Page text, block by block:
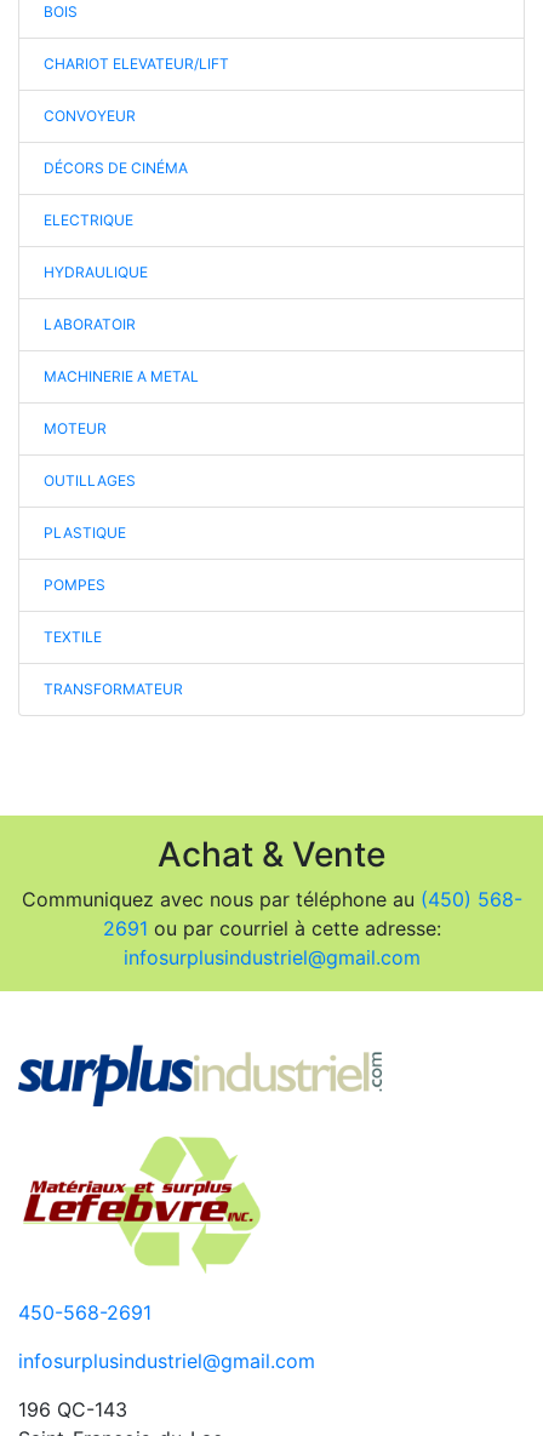
BOIS
CHARIOT ELEVATEUR/LIFT
CONVOYEUR
DÉCORS DE CINÉMA
ELECTRIQUE
HYDRAULIQUE
LABORATOIR
MACHINERIE A METAL
MOTEUR
OUTILLAGES
PLASTIQUE
POMPES
TEXTILE
TRANSFORMATEUR
Achat & Vente
Communiquez avec nous par téléphone au (450) 568-
2691 ou par courriel à cette adresse:
infosurplusindustriel@gmail.com
450-568-2691
infosurplusindustriel@gmail.com
196 QC-143